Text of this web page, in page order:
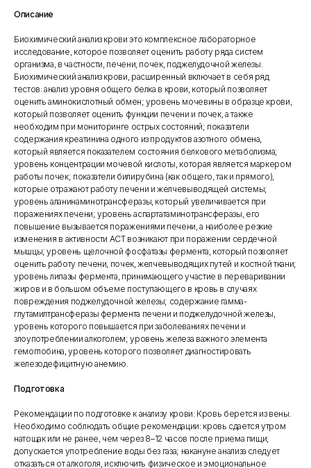
Описание
Биохимический анализ крови это комплексное лабораторное
исследование, которое позволяет оценить работу ряда систем
организма, в частности, печени, почек, поджелудочной железы.
Биохимический анализ крови, расширенный включает в себя ряд
тестов: анализ уровня общего белка в крови, который позволяет
оценить аминокислотный обмен; уровень мочевины в образце крови,
который позволяет оценить функции печени и почек, а также
необходим при мониторинге острых состояний; показатели
содержания креатинина одного из продуктов азотного обмена,
который является показателем состояния белкового метаболизма;
уровень концентрации мочевой кислоты, которая является маркером
работы почек; показатели билирубина (как общего, так и прямого),
которые отражают работу печени и желчевыводящей системы;
уровень аланинаминотрансферазы, который увеличивается при
поражениях печени; уровень аспартатаминотрансферазы, его
повышение вызывается поражениями печени, а наиболее резкие
изменения в активности АСТ возникают при поражении сердечной
мышцы; уровень щелочной фосфатазы фермента, который позволяет
оценить работу печени, почек, желчевыводящих путей и костной ткани;
уровень липазы фермента, принимающего участие в переваривании
жиров и в большом объеме поступающего в кровь в случаях
повреждения поджелудочной железы; содержание гамма-
глутамилтрансферазы фермента печени и поджелудочной железы,
уровень которого повышается при заболеваниях печени и
злоупотреблении алкоголем; уровень железа важного элемента
гемоглобина, уровень которого позволяет диагностировать
железодефицитную анемию.
Подготовка
Рекомендации по подготовке к анализу крови: Кровь берется из вены.
Необходимо соблюдать общие рекомендации: кровь сдается утром
натощак или не ранее, чем через 8–12 часов после приема пищи;
допускается употребление воды без газа; накануне анализа следует
отказаться от алкоголя, исключить физическое и эмоциональное